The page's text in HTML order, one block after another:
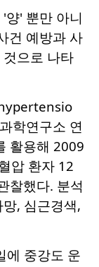
양' 뿐만 아니
건 예방과 사
으로 나타
학연구소 연
활용해 2009
압 환자 12
찰했다. 분석
, 심근경색,
에 중강도 운